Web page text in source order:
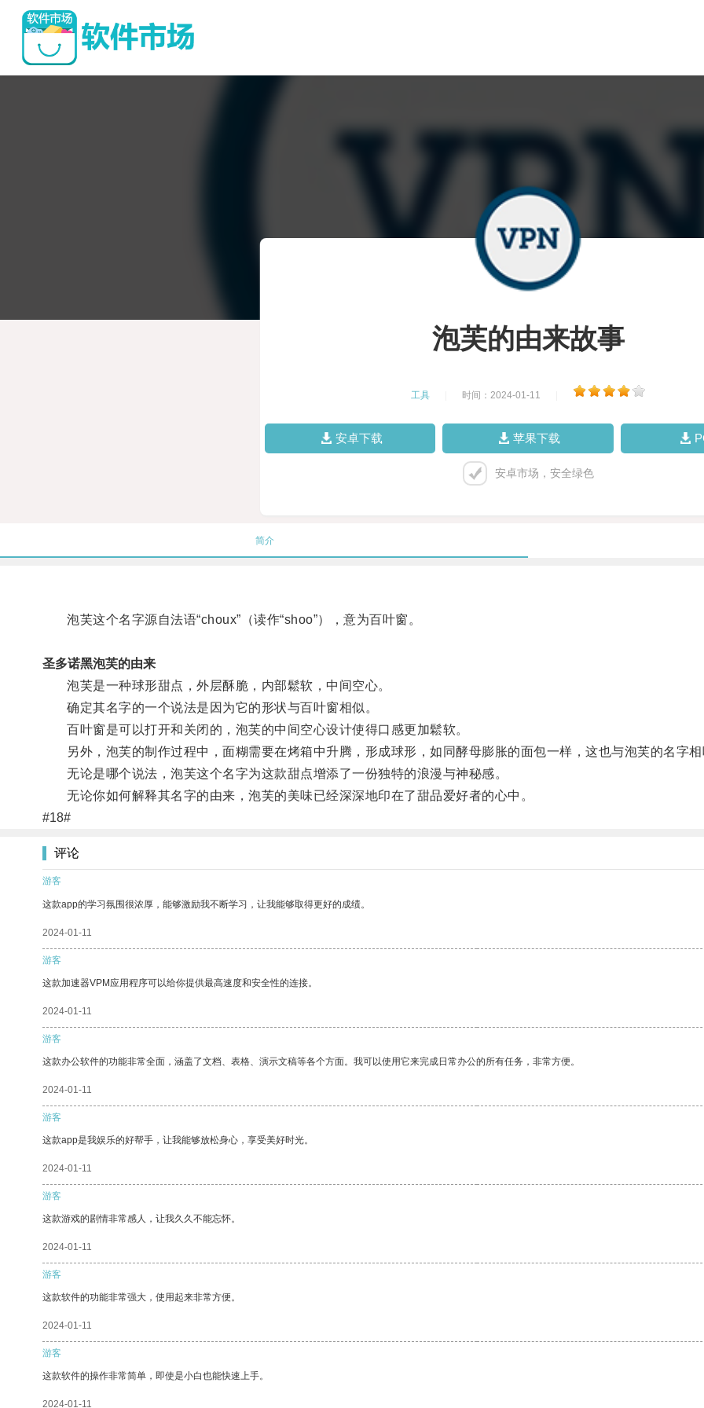
泡芙的由来故事
工具 时间：2024-01-11
安卓下载 苹果下载
安卓市场，安全绿色
简介
泡芙这个名字源自法语“choux”（读作“shoo”），意为百叶窗。
圣多诺黑泡芙的由来
泡芙是一种球形甜点，外层酥脆，内部鬆软，中间空心。
确定其名字的一个说法是因为它的形状与百叶窗相似。
百叶窗是可以打开和关闭的，泡芙的中间空心设计使得口感更加鬆软。
另外，泡芙的制作过程中，面糊需要在烤箱中升腾，形成球形，如同酵母膨胀的面包一样，这也与泡芙的名字相
无论是哪个说法，泡芙这个名字为这款甜点增添了一份独特的浪漫与神秘感。
无论你如何解释其名字的由来，泡芙的美味已经深深地印在了甜品爱好者的心中。
#18#
评论
游客
这款app的学习氛围很浓厚，能够激励我不断学习，让我能够取得更好的成绩。
2024-01-11
游客
这款加速器VPM应用程序可以给你提供最高速度和安全性的连接。
2024-01-11
游客
这款办公软件的功能非常全面，涵盖了文档、表格、演示文稿等各个方面。我可以使用它来完成日常办公的所有任务，非常方便。
2024-01-11
游客
这款app是我娱乐的好帮手，让我能够放松身心，享受美好时光。
2024-01-11
游客
这款游戏的剧情非常感人，让我久久不能忘怀。
2024-01-11
游客
这款软件的功能非常强大，使用起来非常方便。
2024-01-11
游客
这款软件的操作非常简单，即使是小白也能快速上手。
2024-01-11